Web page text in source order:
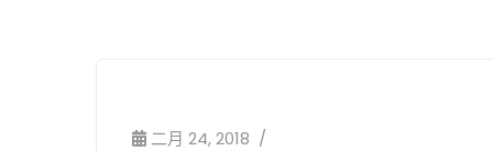
二月 24, 2018